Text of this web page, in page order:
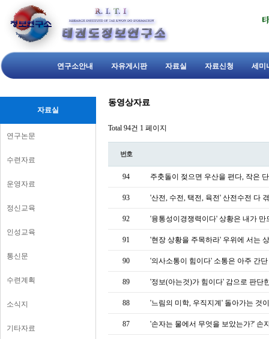
연구소안내 자유게시판 자료실 자료신청 세미
자료실
연구논문
수련자료
운영자료
정신교육
인성교육
통신문
수련계획
소식지
기타자료
동영상자료
Total 94건 1 페이지
번호
94 주춧돌이 젖으면 우산을 편다, 작은
93 '산전, 수전, 택전, 육전' 산전수전 다
92 '융통성이경쟁력이다' 상황은 내가
91 '현장 상황을 주목하라' 우위에 서는
90 '의사소통이 힘이다' 소통은 아주 간
89 '정보(아는것)가 힘이다' 감으로 판단
88 '느림의 미학, 우직지계' 돌아가는 것
87 '손자는 물에서 무엇을 보았는가?'